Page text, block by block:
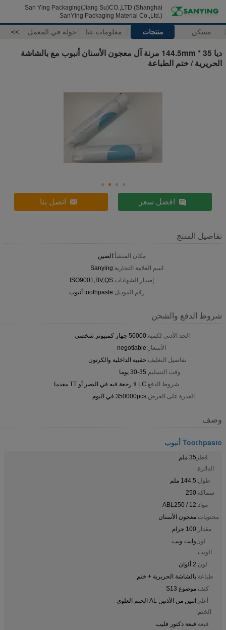
San Ying Packaging(Jiang Su)CO.,LTD (Shanghai
SanYing Packaging Material Co.,Ltd.)
مسكن منتجات معلومات عنا جولة في المعمل >>
ديا 35 * 144.5mm مرنة آل معجون الأسنان أنبوب مع بالشاشة
الحريرية / ختم الطباعة
افضل سعر اتصل بنا
تفاصيل المنتج
مكان المنشأ:الصين
اسم العلامة التجارية:Sanying
إصدار الشهادات:ISO9001,BV,QS
رقم الموديل:toothpaste أنبوب
شروط الدفع والشحن
الحد الأدنى لكمية:50000 جهاز كمبيوتر شخصى
الأسعار:negotiable
تفاصيل التغليف:حقيبة الداخلية والكرتون
وقت التسليم:30-35 يوما
شروط الدفع:LC لا رجعة فيه في البصر أو TT مقدما
القدرة على العرض:350000pcs في اليوم
وصف
Toothpaste أنبوب
قطر
الدائرة:
35 ملم
طول:144.5 ملم
سماكة:250
مواد:ABL250 / 12
محتويات:معجون الأسنان
مقدار:100 جرام
لون
الويب:
وايت ويب
لون:2 ألوان
طباعة:بالشاشة الحريرية + ختم
كتف:موضوع S13
أعلى
الختم:
اثنين من الأذنين AL الختم العلوي
قبعة:قبعة دكتور فليب